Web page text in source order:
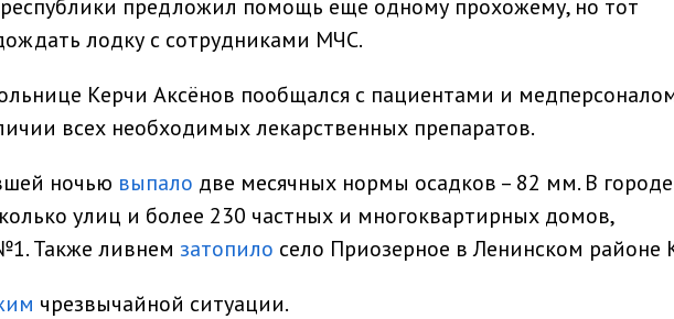
республики предложил помощь еще одному прохожему, но тот
лодку с сотрудниками МЧС.
Керчи Аксёнов пообщался с пациентами и
всех необходимых лекарственных препаратов.
ночью выпало две месячных нормы осадков – 82 мм. В городе
улиц и более 230 частных и многоквартирных домов,
Также ливнем затопило село Приозерное в Ленинском районе
чрезвычайной ситуации.